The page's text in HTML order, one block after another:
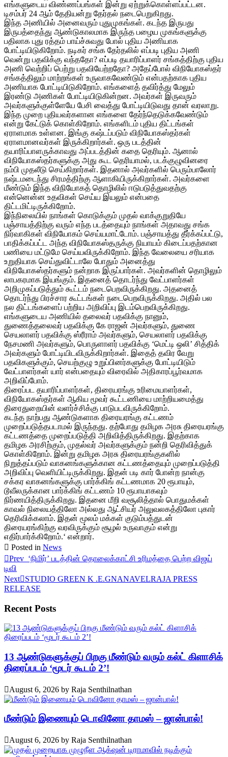
எங்களுடைய விண்ணப்பங்கள் இன்று ஏற்றுக்கொள்ளப்பட்டன.
டிசம்பர் 24 ஆம் தேதியன்று தேர்தல் நடைபெறுகிறது.
இந்த அணியில் அனைவரும் புதுமுகங்கள். கடந்த இருபது
இருபத்தைந்து ஆண்டுகாலமாக இருந்த பழைய முகங்களுக்கு
பதிலாக புது ரத்தம் பாய்ச்சுவது போல் புதிய அணியாக
போட்டியிடுகிறோம். நடிகர் சங்க தேர்தலில் எப்படி புதிய அணி
வென்று பதவிக்கு வந்ததோ? எப்படி தயாரிப்பாளர் சங்கத்திற்கு புதிய
அணி வெற்றிப் பெற்று பதவியேற்றதோ? அதேப்போல் விநியோகஸ்தர்
சங்கத்திலும் மாற்றங்கள் உருவாகவேண்டும் என்பதற்காக புதிய
அணியாக போட்டியிடுகிறோம். எங்களைத் தவிர்த்து மேலும்
இரண்டு அணிகள் போட்டியிடுகின்றன. அவர்கள் இருவரும்
அவர்களுக்குள்ளேயே பேசி வைத்து போட்டியிடுவது தான் வரலாறு.
இந்த முறை புதியவர்களான எங்களை தேர்ந்தெடுக்கவேண்டும்
என்று கேட்டுக் கொள்கிறோம். எங்களிடம் புதிய திட்டங்கள்
ஏராளமாக உள்ளன. இங்கு கஷ்டப்படும் விநியோகஸ்தர்கள்
ஏராளமானவர்கள் இருக்கிறார்கள். ஒரு படத்தின்
தயாரிப்பாளருக்காவது அப்படத்தின் கதை தெரியும். ஆனால்
விநியோகஸ்தர்களுக்கு அது கூட தெரியாமல், படக்குழுவினரை
நம்பி முதலீடு செய்கிறார்கள். இதனால் அவர்களில் பெரும்பாலோர்
நஷ்டமடைந்து சிரமத்திற்கு ஆளாகியிருக்கிறார்கள். அவர்களை
மீண்டும் இந்த விநியோகத் தொழிலில் ஈடுபடுத்துவதற்கு
என்னென்ன உதவிகள் செய்ய இயலும் என்பதை
திட்டமிட்டிருக்கிறோம்.
இந்நிலையில் நாங்கள் கொடுக்கும் முதல் வாக்குறுதியே
பஞ்சாயத்திற்கு வரும் எந்த படத்தையும் நாங்கள் அதாவது சங்க
நிர்வாகிகள் விநியோகம் செய்யமாட்டோம். பஞ்சாயத்து தீர்க்கப்பட்டு,
பாதிக்கப்பட்ட அந்த விநியோகஸ்தருக்கு நியாயம் கிடைப்பதற்கான
பணியை மட்டுமே செய்யவிருக்கிறோம். இந்த வேலையை சரியாக
உறுதியாக செய்துவிட்டாலே போதும் அனைத்து
விநியோகஸ்தர்களும் நன்றாக இருப்பார்கள். அவர்களின் தொழிலும்
லாபகரமாக இயங்கும். இதனைத் தொடர்ந்து வேட்பாளர்கள்
அறிமுகப்படுத்தும் கூட்டம் நடைபெறவிருக்கிறது. அதனைத்
தொடர்ந்து பிரச்சார கூட்டங்கள் நடைபெறவிருக்கிறது. அதில் பல
நல திட்டங்களைப் பற்றிய அறிவிப்பு இடம்பெறவிருக்கிறது.
எங்களுடைய அணியில் தலைவர் பதவிக்கு நானும்,
துணைத்தலைவர் பதவிக்கு கே ராஜன் அவர்களும், துணை
செயலாளர் பதவிக்கு ஸ்ரீராம் அவர்களும், செயலாளர் பதவிக்கு
நேசமணி அவர்களும், பொருளாளர் பதவிக்கு ‘மெட்டி ஒலி’ சித்திக்
அவர்களும் போட்டியிடவிருக்கிறார்கள். இதைத் தவிர வேறு
பதவிகளுக்கும், செயற்குழு உறுப்பினர்களுக்கு போட்டியிடும்
வேட்பாளர்கள் யார் என்பதையும் விரைவில் அதிகாரப்பூர்வமாக
அறிவிப்போம்.
திரைப்பட தயாரிப்பாளர்கள், திரையரங்கு உரிமையாளர்கள்,
விநியோகஸ்தர்கள் ஆகிய மூவர் கூட்டணியை மாற்றியமைத்து
திரைதுறையின் வளர்ச்சிக்கு பாடுபடவிருக்கிறோம்.
கடந்த நாற்பது ஆண்டுகளாக திரையரங்கு கட்டணம்
முறைப்படுத்தபடாமல் இருந்தது. தற்போது தமிழக அரசு திரையரங்கு
கட்டணத்தை முறைப்படுத்தி அறிவித்திருக்கிறது. இதற்காக
தமிழக அரசிற்கும், முதல்வர் அவர்களுக்கும் நன்றி தெரிவித்துக்
கொள்கிறோம். இன்று தமிழக அரசு திரையரங்குகளில்
நிறுத்தப்படும் வாகனங்களுக்கான கட்டணத்தையும் முறைப்படுத்தி
அறிவிப்பு வெளியிட்டிருக்கிறது. இதன் படி கார் போன்ற நான்கு
சக்கர வாகனங்களுக்கு பார்க்கிங் கட்டணமாக 20 ரூபாயும்,
டூவீலருக்கான பார்க்கிங் கட்டணம் 10 ரூபாயாகவும்
நிர்ணயித்திருக்கிறது. இதனை மீறி வசூலித்தால் பொதுமக்கள்
காவல் நிலையத்திலோ அல்லது ஆட்சியர் அலுவலகத்திலோ புகார்
தெரிவிக்கலாம். இதன் மூலம் மக்கள் குடும்பத்துடன்
திரையரங்கிற்கு வரவிருக்கும் சூழல் உருவாகும் என்று
எதிர்பார்க்கிறோம்.‘ என்றார்.
Posted in News
Prev ‘நிமிர்’ படத்தின் தொலைக்காட்சி உரிமத்தை பெற்ற விஜய்
டிவி
Next
STUDIO GREEN K .E.GNANAVELRAJA PRESS
RELEASE
Recent Posts
13 ஆண்டுகளுக்குப் பிறகு மீண்டும் வரும் கல்ட் கிளாசிக்
திரைப்படம் ‘மூடர் கூடம் 2’!
August 6, 2026 by Raja Senthilnathan
மீண்டும் இணையும் டொவினோ தாமஸ் – ஜான்பால்!
August 6, 2026 by Raja Senthilnathan